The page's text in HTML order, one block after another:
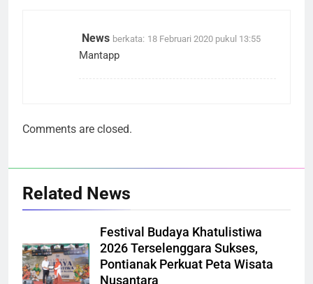
News berkata: 18 Februari 2020 pukul 13:55
Mantapp
Comments are closed.
Related News
Festival Budaya Khatulistiwa
2026 Terselenggara Sukses,
Pontianak Perkuat Peta Wisata
Nusantara